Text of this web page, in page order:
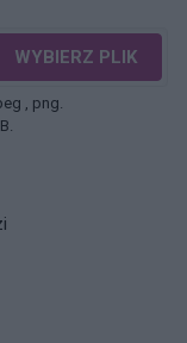
WYBIERZ PLIK
, png.